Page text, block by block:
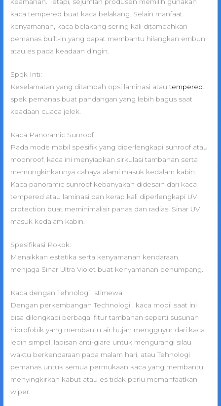
keamanan. Tetapi, sejumlah produsen memilih gunakan
kaca tempered buat kaca belakang. Selain manfaat
kenyamanan, kaca belakang sering kali ditambahkan
pemanas built-in yang dapat membantu hilangkan embun
atau es pada keadaan dingin.
Spek Inti:
Keselamatan yang ditambah opsi laminasi atautempered
spek pemanas buat pandangan yang lebih bagus saat
keadaan cuaca jelek.
Kaca Panoramic Sunroof
Pada mode mobil spesifik yang diperlengkapi sunroof atau
moonroof, kaca ini menyiapkan sirkulasi tambahan serta
memungkinkannya cahaya alami masuk kedalam kabin.
Kaca panoramic sunroof kebanyakan didesain dari kaca
tempered atau laminasi dan kerap kali diperlengkapi UV
protection buat meminimalisir panas dan radiasi Sinar UV
masuk kedalam kabin.
Spesifikasi Pokok:
Menaikkan estetika serta kenyamanan kendaraan.
menjaga Sinar Ultra Violet buat kenyamanan penumpang.
Kaca dengan Tehnologi Istimewa
Dengan perkembangan Technologi , kaca mobil saat ini
bisa dilengkapi berbagai fitur tambahan seperti susunan
hidrofobik yang membantu air hujan mengguyur dari kaca
lebih simpel, lapisan anti-glare untuk mengurangi silau
waktu berkendaraan pada malam hari, atau Tehnologi
pemanas untuk semua permukaan kaca yang membantu
menyingkirkan kabut atau es tidak perlu memanfaatkan
wiper.